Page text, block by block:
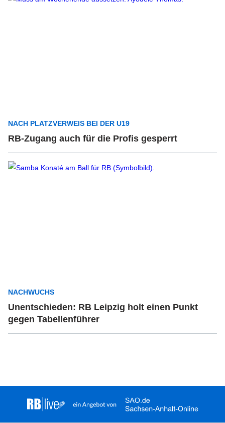
NACH PLATZVERWEIS BEI DER U19
RB-Zugang auch für die Profis gesperrt
NACHWUCHS
Unentschieden: RB Leipzig holt einen Punkt
gegen Tabellenführer